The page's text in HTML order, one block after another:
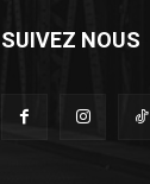
SUIVEZ NOUS